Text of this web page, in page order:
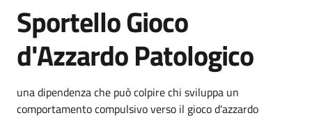
Sportello Gioco
d'Azzardo Patologico
Dettagli della notizia
una dipendenza che può colpire chi sviluppa un
comportamento compulsivo verso il gioco d'azzardo